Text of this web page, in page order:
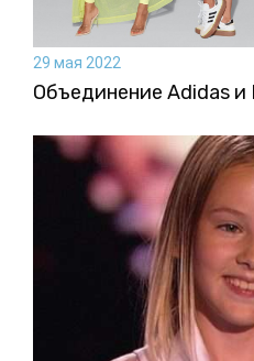
29 мая 2022
Объединение Adidas и